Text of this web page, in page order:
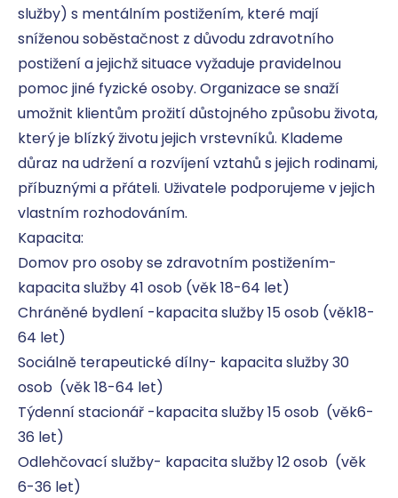
služby) s mentálním postižením, které mají
sníženou soběstačnost z důvodu zdravotního
postižení a jejichž situace vyžaduje pravidelnou
pomoc jiné fyzické osoby. Organizace se snaží
umožnit klientům prožití důstojného způsobu života,
který je blízký životu jejich vrstevníků. Klademe
důraz na udržení a rozvíjení vztahů s jejich rodinami,
příbuznými a přáteli. Uživatele podporujeme v jejich
vlastním rozhodováním.
Kapacita:
Domov pro osoby se zdravotním postižením-
kapacita služby 41 osob (věk 18-64 let)
Chráněné bydlení -kapacita služby 15 osob (věk18-
64 let)
Sociálně terapeutické dílny- kapacita služby 30
osob  (věk 18-64 let)
Týdenní stacionář -kapacita služby 15 osob  (věk6-
36 let)
Odlehčovací služby- kapacita služby 12 osob  (věk
6-36 let)